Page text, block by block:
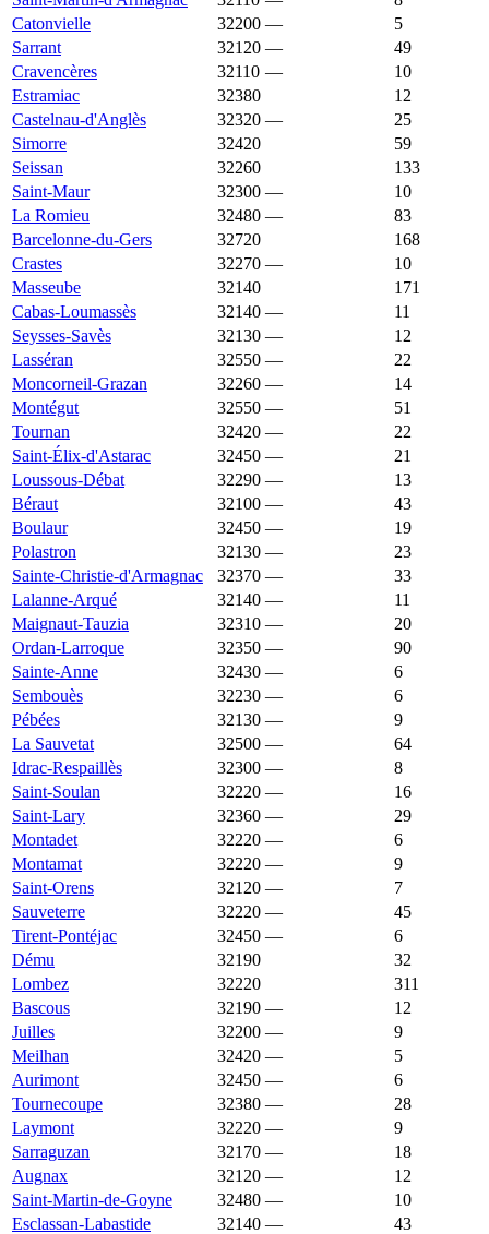
Catonvielle
32200 —
5
Sarrant
32120 —
49
Cravencères
32110 —
10
Estramiac
32380
12
Castelnau-d'Anglès
32320 —
25
Simorre
32420
59
Seissan
32260
133
Saint-Maur
32300 —
10
La Romieu
32480 —
83
Barcelonne-du-Gers
32720
168
Crastes
32270 —
10
Masseube
32140
171
Cabas-Loumassès
32140 —
11
Seysses-Savès
32130 —
12
Lasséran
32550 —
22
Moncorneil-Grazan
32260 —
14
Montégut
32550 —
51
Tournan
32420 —
22
Saint-Élix-d'Astarac
32450 —
21
Loussous-Débat
32290 —
13
Béraut
32100 —
43
Boulaur
32450 —
19
Polastron
32130 —
23
Sainte-Christie-d'Armagnac
32370 —
33
Lalanne-Arqué
32140 —
11
Maignaut-Tauzia
32310 —
20
Ordan-Larroque
32350 —
90
Sainte-Anne
32430 —
6
Sembouès
32230 —
6
Pébées
32130 —
9
La Sauvetat
32500 —
64
Idrac-Respaillès
32300 —
8
Saint-Soulan
32220 —
16
Saint-Lary
32360 —
29
Montadet
32220 —
6
Montamat
32220 —
9
Saint-Orens
32120 —
7
Sauveterre
32220 —
45
Tirent-Pontéjac
32450 —
6
Dému
32190
32
Lombez
32220
311
Bascous
32190 —
12
Juilles
32200 —
9
Meilhan
32420 —
5
Aurimont
32450 —
6
Tournecoupe
32380 —
28
Laymont
32220 —
9
Sarraguzan
32170 —
18
Augnax
32120 —
12
Saint-Martin-de-Goyne
32480 —
10
Esclassan-Labastide
32140 —
43